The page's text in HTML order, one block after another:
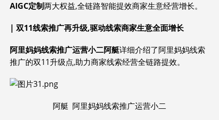
AIGC定制两大权益,全链路智能提效商家生意经营增长。
| 双11线索推广再升级,驱动线索商家生意全面增长
阿里妈妈线索推广运营小二阿艇详细介绍了阿里妈妈线索
推广的双11升级点,助力商家线索经营全链路提效。
阿艇 阿里妈妈线索推广运营小二